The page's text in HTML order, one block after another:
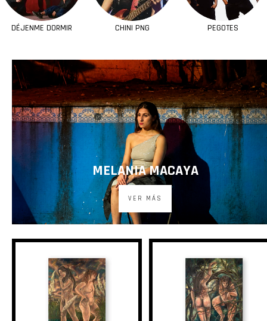
DÉJENME DORMIR CHINI PNG PEGOTES
MELANIA MACAYA
VER MÁS